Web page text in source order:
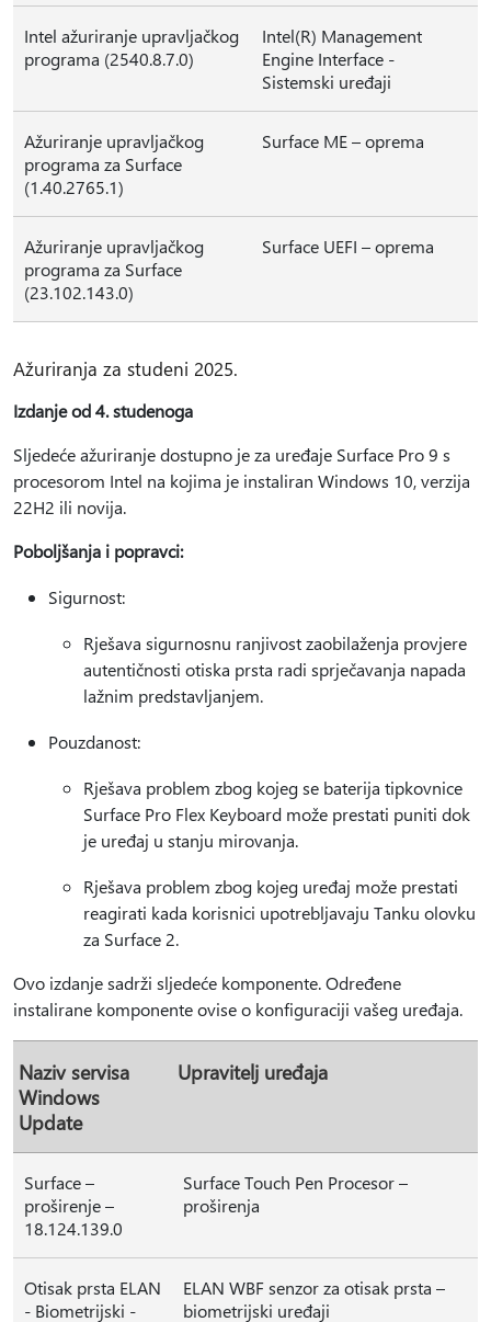
Intel ažuriranje upravljačkog
programa (2540.8.7.0)
Intel(R) Management
Engine Interface -
Sistemski uređaji
Ažuriranje upravljačkog
programa za Surface
(1.40.2765.1)
Surface ME – oprema
Ažuriranje upravljačkog
programa za Surface
(23.102.143.0)
Surface UEFI – oprema
Ažuriranja za studeni 2025.
Izdanje od 4. studenoga
Sljedeće ažuriranje dostupno je za uređaje Surface Pro 9 s
procesorom Intel na kojima je instaliran Windows 10, verzija
22H2 ili novija.
Poboljšanja i popravci:
Sigurnost:
Rješava sigurnosnu ranjivost zaobilaženja provjere
autentičnosti otiska prsta radi sprječavanja napada
lažnim predstavljanjem.
Pouzdanost:
Rješava problem zbog kojeg se baterija tipkovnice
Surface Pro Flex Keyboard može prestati puniti dok
je uređaj u stanju mirovanja.
Rješava problem zbog kojeg uređaj može prestati
reagirati kada korisnici upotrebljavaju Tanku olovku
za Surface 2.
Ovo izdanje sadrži sljedeće komponente. Određene
instalirane komponente ovise o konfiguraciji vašeg uređaja.
Naziv servisa
Windows
Update
Upravitelj uređaja
Surface –
proširenje –
18.124.139.0
Surface Touch Pen Procesor –
proširenja
Otisak prsta ELAN
- Biometrijski -
ELAN WBF senzor za otisak prsta –
biometrijski uređaji